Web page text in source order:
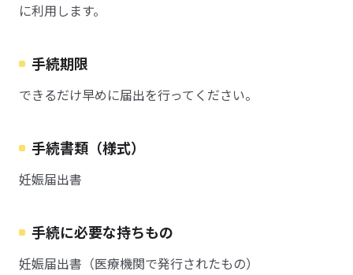
に利用します。
手続期限
できるだけ早めに届出を行ってください。
手続書類（様式）
妊娠届出書
手続に必要な持ちもの
妊娠届出書（医療機関で発行されたもの）